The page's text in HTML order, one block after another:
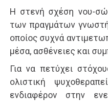
Η στενή σχέση νου-
των πραγμάτων
οποίος συχνά
μέσα, ασθένειες και
Για να πετύχει
ολιστική
ενδιαφέρον στην